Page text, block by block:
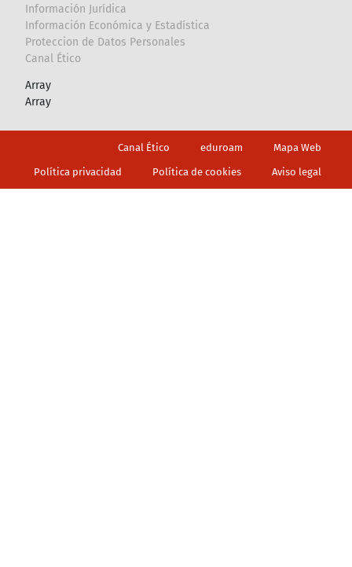
Información Jurídica
Información Económica y Estadística
Proteccion de Datos Personales
Canal Ético
Array
Array
Canal Ético eduroam Mapa Web
Política privacidad Política de cookies Aviso legal